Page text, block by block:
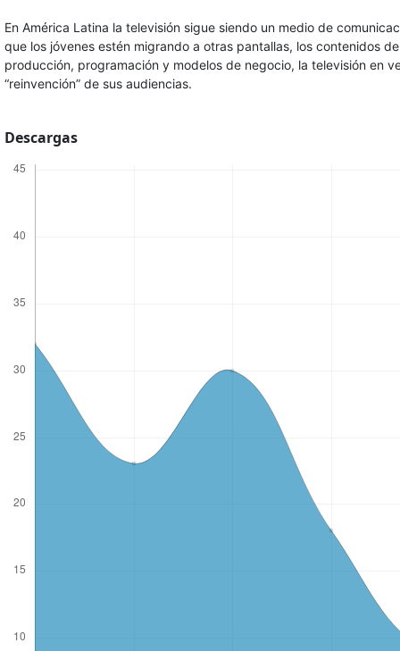
En América Latina la televisión sigue siendo un medio de
que los jóvenes estén migrando a otras pantallas, los contenidos
producción, programación y modelos de negocio, la televisión en
“reinvención” de sus audiencias.
Descargas